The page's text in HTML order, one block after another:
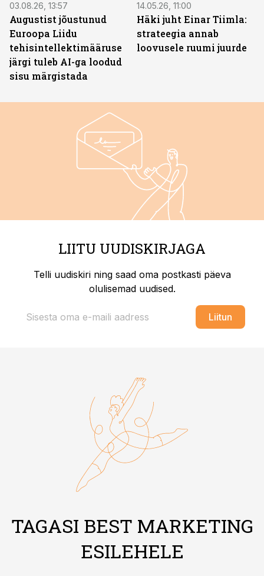
03.08.26, 13:57
Augustist jõustunud
Euroopa Liidu
tehisintellektimääruse
järgi tuleb AI-ga loodud
sisu märgistada
14.05.26, 11:00
Häki juht Einar Tiimla:
strateegia annab
loovusele ruumi juurde
LIITU UUDISKIRJAGA
Telli uudiskiri ning saad oma postkasti päeva
olulisemad uudised.
Liitun
TAGASI BEST MARKETING
ESILEHELE